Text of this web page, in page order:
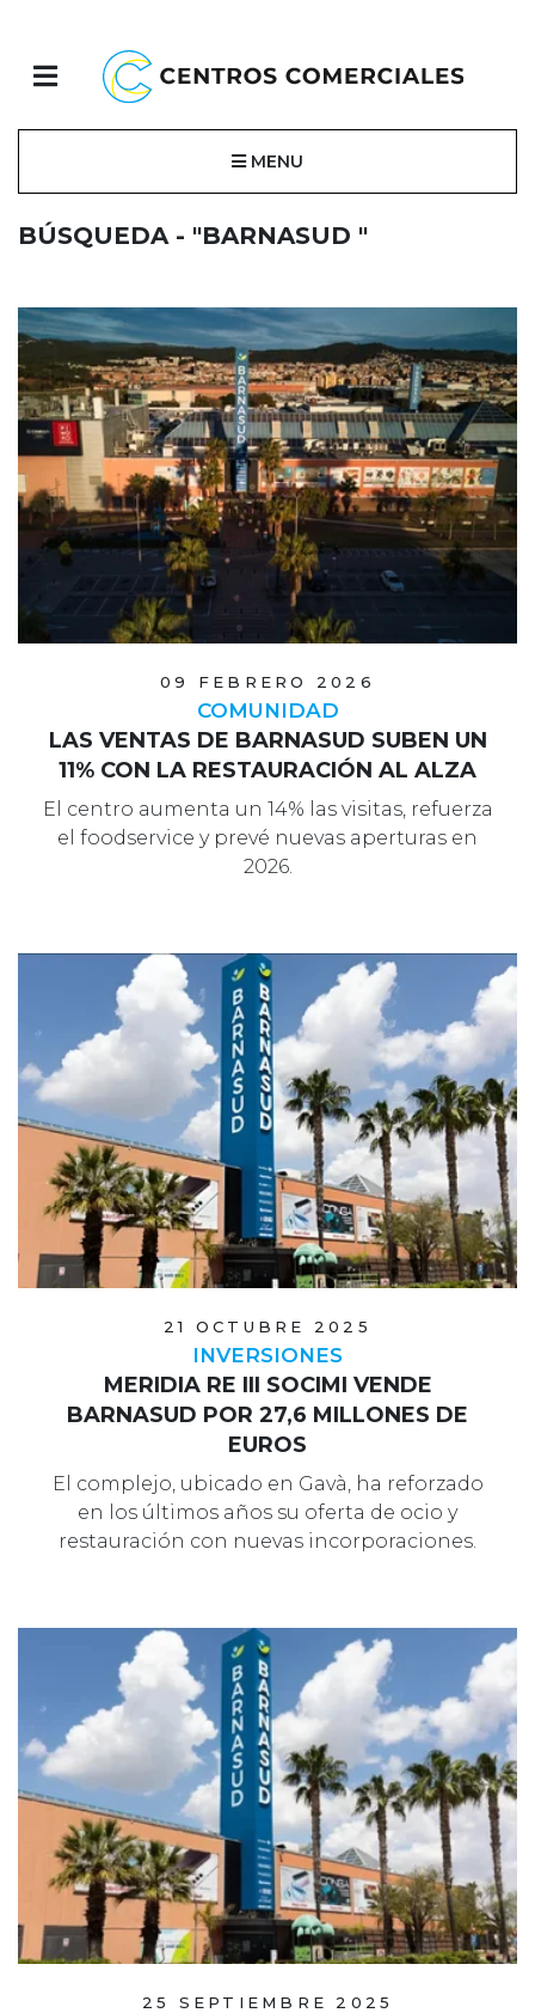
MENU
BÚSQUEDA - "BARNASUD "
09 FEBRERO 2026
COMUNIDAD
LAS VENTAS DE BARNASUD SUBEN UN
11% CON LA RESTAURACIÓN AL ALZA
El centro aumenta un 14% las visitas, refuerza
el foodservice y prevé nuevas aperturas en
2026.
21 OCTUBRE 2025
INVERSIONES
MERIDIA RE III SOCIMI VENDE
BARNASUD POR 27,6 MILLONES DE
EUROS
El complejo, ubicado en Gavà, ha reforzado
en los últimos años su oferta de ocio y
restauración con nuevas incorporaciones.
25 SEPTIEMBRE 2025